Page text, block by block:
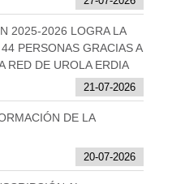
2025-2026 LOGRA LA
PERSONAS GRACIAS A
RED DE UROLA ERDIA
21-07-2026
DE LA
20-07-2026